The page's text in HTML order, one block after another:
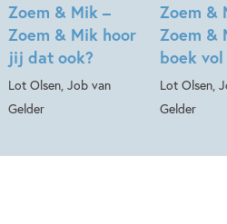
Zoem & Mik –
Zoem & Mik hoor
jij dat ook?
Lot Olsen, Job van
Gelder
Zoem &
Zoem &
boek
Lot Olsen,
Gelder